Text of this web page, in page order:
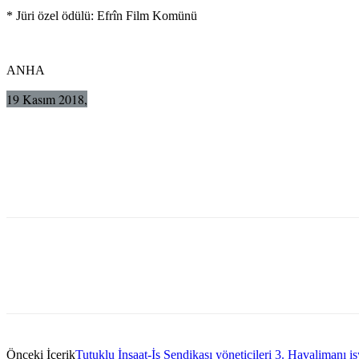
* Jüri özel ödülü: Efrîn Film Komünü
ANHA
19 Kasım 2018,
Önceki İçerikTutuklu İnşaat-İş Sendikası yöneticileri 3. Havalimanı